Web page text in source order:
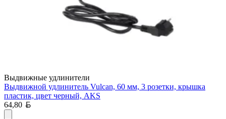
Выдвижные удлинители
Выдвижной удлинитель Vulcan, 60 мм, 3 розетки, крышка
пластик, цвет черный, AKS
64,80